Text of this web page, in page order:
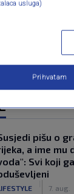
Oglas
pišu o
a ime mu
Svi koji
7. aug.
usluga)
Prihvatam